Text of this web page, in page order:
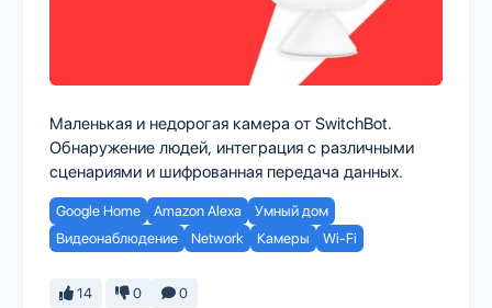
Маленькая и недорогая камера от SwitchBot.
Обнаружение людей, интеграция с различными
сценариями и шифрованная передача данных.
Google Home Amazon Alexa
Умный дом
Видеонаблюдение
Network Камеры Wi-Fi
14 0 0